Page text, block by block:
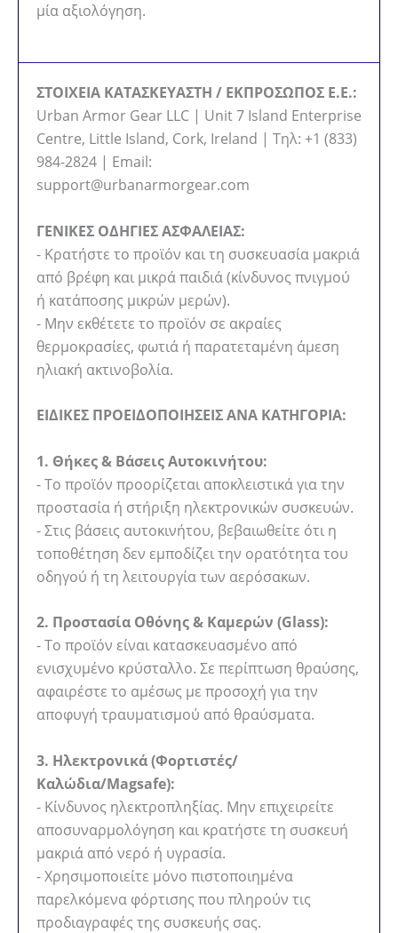
μία αξιολόγηση.
ΣΤΟΙΧΕΙΑ ΚΑΤΑΣΚΕΥΑΣΤΗ / ΕΚΠΡΟΣΩΠΟΣ Ε.Ε.:
Urban Armor Gear LLC | Unit 7 Island Enterprise
Centre, Little Island, Cork, Ireland | Τηλ: +1 (833)
984-2824 | Email:
support@urbanarmorgear.com
ΓΕΝΙΚΕΣ ΟΔΗΓΙΕΣ ΑΣΦΑΛΕΙΑΣ:
- Κρατήστε το προϊόν και τη συσκευασία μακριά
από βρέφη και μικρά παιδιά (κίνδυνος πνιγμού
ή κατάποσης μικρών μερών).
- Μην εκθέτετε το προϊόν σε ακραίες
θερμοκρασίες, φωτιά ή παρατεταμένη άμεση
ηλιακή ακτινοβολία.
ΕΙΔΙΚΕΣ ΠΡΟΕΙΔΟΠΟΙΗΣΕΙΣ ΑΝΑ ΚΑΤΗΓΟΡΙΑ:
1. Θήκες & Βάσεις Αυτοκινήτου:
- Το προϊόν προορίζεται αποκλειστικά για την
προστασία ή στήριξη ηλεκτρονικών συσκευών.
- Στις βάσεις αυτοκινήτου, βεβαιωθείτε ότι η
τοποθέτηση δεν εμποδίζει την ορατότητα του
οδηγού ή τη λειτουργία των αερόσακων.
2. Προστασία Οθόνης & Καμερών (Glass):
- Το προϊόν είναι κατασκευασμένο από
ενισχυμένο κρύσταλλο. Σε περίπτωση θραύσης,
αφαιρέστε το αμέσως με προσοχή για την
αποφυγή τραυματισμού από θραύσματα.
3. Ηλεκτρονικά (Φορτιστές/
Καλώδια/Magsafe):
- Κίνδυνος ηλεκτροπληξίας. Μην επιχειρείτε
αποσυναρμολόγηση και κρατήστε τη συσκευή
μακριά από νερό ή υγρασία.
- Χρησιμοποιείτε μόνο πιστοποιημένα
παρελκόμενα φόρτισης που πληρούν τις
προδιαγραφές της συσκευής σας.